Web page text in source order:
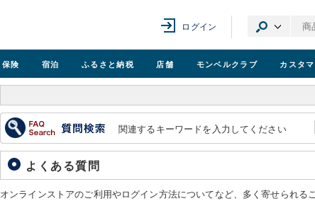
ログイン
保険 宿泊 ふるさと納税 店舗 モンベルクラブ カスタ
関連するキーワードを入力してください
よくある質問
オンラインストアのご利用やログイン方法についてなど、多く寄せられる